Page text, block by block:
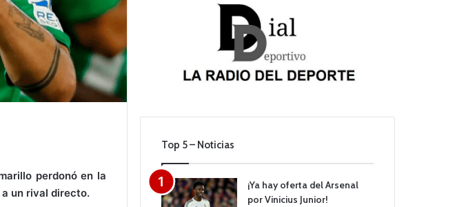
perdonó en la
un rival directo.
Top 5 – Noticias
¡Ya hay oferta del Arsenal
por Vinicius Junior!